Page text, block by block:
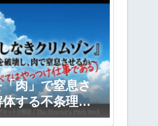
肉」で窒息さ
する不条理劇
ゾン』全プロ